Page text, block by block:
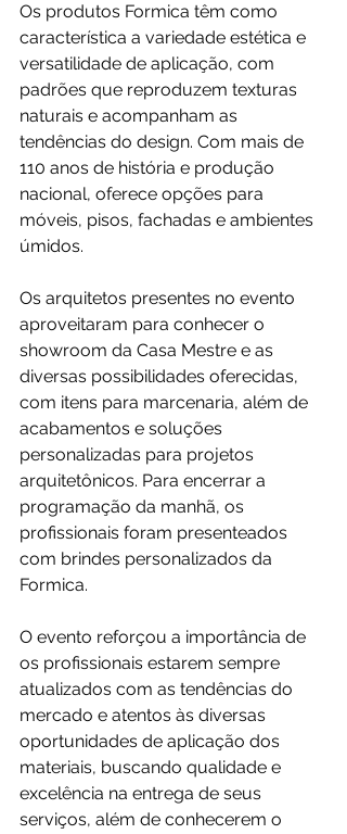
Os produtos Formica têm como
característica a variedade estética e
versatilidade de aplicação, com
padrões que reproduzem texturas
naturais e acompanham as
tendências do design. Com mais de
110 anos de história e produção
nacional, oferece opções para
móveis, pisos, fachadas e ambientes
úmidos.
Os arquitetos presentes no evento
aproveitaram para conhecer o
showroom da Casa Mestre e as
diversas possibilidades oferecidas,
com itens para marcenaria, além de
acabamentos e soluções
personalizadas para projetos
arquitetônicos. Para encerrar a
programação da manhã, os
profissionais foram presenteados
com brindes personalizados da
Formica.
O evento reforçou a importância de
os profissionais estarem sempre
atualizados com as tendências do
mercado e atentos às diversas
oportunidades de aplicação dos
materiais, buscando qualidade e
excelência na entrega de seus
serviços, além de conhecerem o